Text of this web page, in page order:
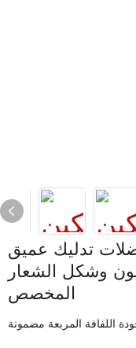
تدليك عميق
لون وشكل الشعار
المخصص